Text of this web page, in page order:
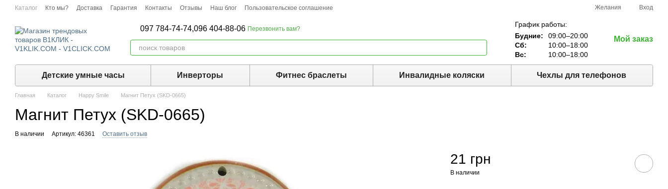
Перейти к основному контенту
Каталог Кто мы? Доставка Гарантия Контакты Отзывы Наш блог Пользовательское соглашение Желания Вход
097 784-74-74,096 404-88-06 Перезвонить вам?
График работы:
Будние:
09:00–20:00
Сб:
10:00–18:00
Вс:
10:00–18:00
Мой заказ
Детские умные часы Инверторы Фитнес браслеты Инвалидные коляски Чехлы для телефонов
Главная Каталог Happy Smile Магнит Петух (SKD-0665)
Магнит Петух (SKD-0665)
В наличии Артикул: 46361 Оставить отзыв
21 грн
В наличии